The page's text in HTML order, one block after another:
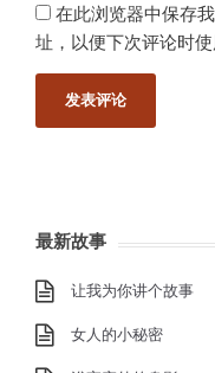
在此浏览器中保存
址，以便下次评论时使
最新故事
让我为你讲个故事
女人的小秘密